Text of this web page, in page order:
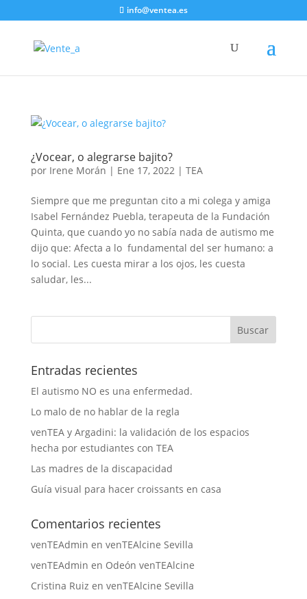
info@ventea.es
¿Vocear, o alegrarse bajito?
por Irene Morán | Ene 17, 2022| TEA
Siempre que me preguntan cito a mi colega y amiga
Isabel Fernández Puebla, terapeuta de la Fundación
Quinta, que cuando yo no sabía nada de autismo me
dijo que: Afecta a lo fundamental del ser humano: a
lo social. Les cuesta mirar a los ojos, les cuesta
saludar, les...
Entradas recientes
El autismo NO es una enfermedad.
Lo malo de no hablar de la regla
venTEA y Argadini: la validación de los espacios
hecha por estudiantes con TEA
Las madres de la discapacidad
Guía visual para hacer croissants en casa
Comentarios recientes
venTEAdmin en venTEAlcine Sevilla
venTEAdmin en Odeón venTEAlcine
Cristina Ruiz en venTEAlcine Sevilla